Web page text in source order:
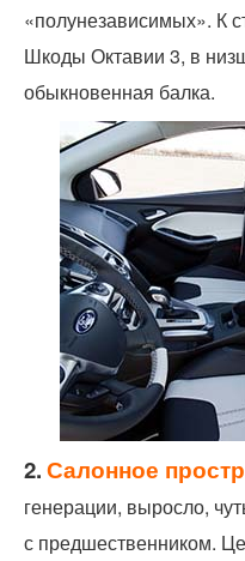
«полунезависимых». К
Шкоды Октавии 3, в
обыкновенная балка.
2.Салонное
генерации, выросло,
с предшественником.